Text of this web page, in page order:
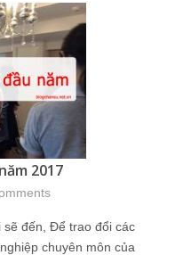
2017
sẽ đến, Để trao đổi các
chuyên môn của